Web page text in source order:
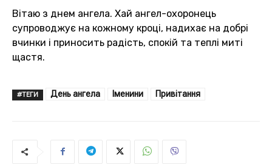
Вітаю з днем ангела. Хай ангел-охоронець
супроводжує на кожному кроці, надихає на добрі
вчинки і приносить радість, спокій та теплі миті
щастя.
#ТЕГИ День ангела Іменини Привітання